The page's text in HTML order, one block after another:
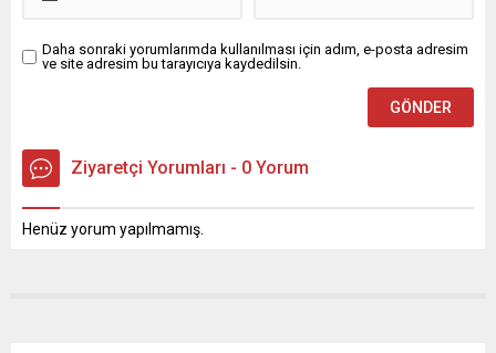
Daha sonraki yorumlarımda kullanılması için adım, e-posta adresim
ve site adresim bu tarayıcıya kaydedilsin.
Ziyaretçi Yorumları - 0 Yorum
Henüz yorum yapılmamış.